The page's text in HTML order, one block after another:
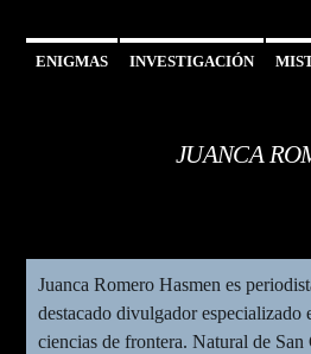
ENIGMAS INVESTIGACIÓN
JUANCA
Juanca Romero Hasmen es
destacado divulgador especializado
ciencias de frontera. Natural de